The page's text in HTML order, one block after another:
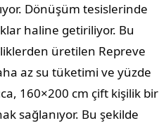
Dönüşüm tesislerinde
haline getiriliyor. Bu
üretilen Repreve
az su tüketimi ve yüzde
160×200 cm çift kişilik bir
sağlanıyor. Bu şekilde